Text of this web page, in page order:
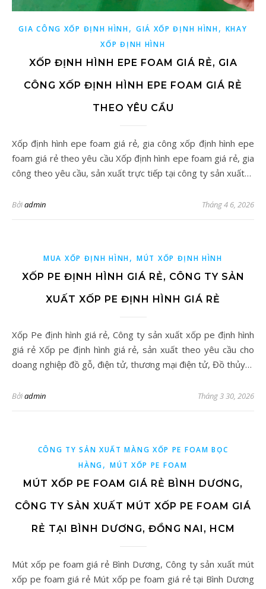
GIA CÔNG XỐP ĐỊNH HÌNH, GIÁ XỐP ĐỊNH HÌNH, KHAY
XỐP ĐỊNH HÌNH
XỐP ĐỊNH HÌNH EPE FOAM GIÁ RẺ, GIA
CÔNG XỐP ĐỊNH HÌNH EPE FOAM GIÁ RẺ
THEO YÊU CẦU
Xốp định hình epe foam giá rẻ, gia công xốp định hình epe
foam giá rẻ theo yêu cầu Xốp định hình epe foam giá rẻ, gia
công theo yêu cầu, sản xuất trực tiếp tại công ty sản xuất…
Bởiadmin Tháng 4 6, 2026
MUA XỐP ĐỊNH HÌNH, MÚT XỐP ĐỊNH HÌNH
XỐP PE ĐỊNH HÌNH GIÁ RẺ, CÔNG TY SẢN
XUẤT XỐP PE ĐỊNH HÌNH GIÁ RẺ
Xốp Pe định hình giá rẻ, Công ty sản xuất xốp pe định hình
giá rẻ Xốp pe định hình giá rẻ, sản xuất theo yêu cầu cho
doang nghiệp đồ gỗ, điện tử, thương mại điện tử, Đồ thủy…
Bởiadmin Tháng 3 30, 2026
CÔNG TY SẢN XUẤT MÀNG XỐP PE FOAM BỌC
HÀNG,MÚT XỐP PE FOAM
MÚT XỐP PE FOAM GIÁ RẺ BÌNH DƯƠNG,
CÔNG TY SẢN XUẤT MÚT XỐP PE FOAM GIÁ
RẺ TẠI BÌNH DƯƠNG, ĐỒNG NAI, HCM
Mút xốp pe foam giá rẻ Bình Dương, Công ty sản xuất mút
xốp pe foam giá rẻ Mút xốp pe foam giá rẻ tại Bình Dương